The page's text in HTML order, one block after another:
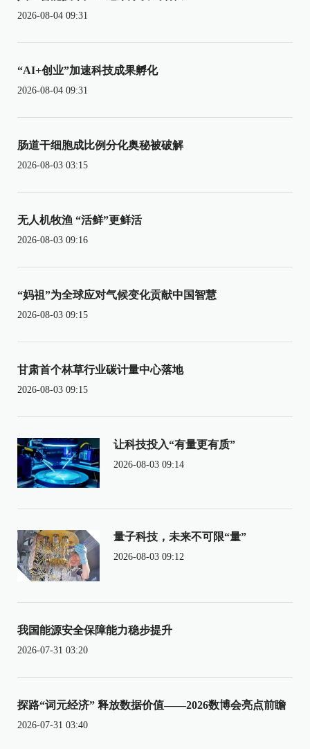
2026-08-04 09:31
“AI+创业”加速科技成果孵化
2026-08-04 09:31
肠道干细胞成比例分化奥秘被破解
2026-08-03 03:15
无人机牧渔 “活鲜”更鲜活
2026-08-03 09:16
“妈祖”为全球应对气候变化贡献中国智慧
2026-08-03 09:15
甘肃首个林草行业碳计量中心落地
2026-08-03 09:15
让科技投入“有量更有质”
2026-08-03 09:14
量子科技，未来不可限“量”
2026-08-03 09:12
我国能源安全保障能力稳步提升
2026-07-31 03:20
探路“词元经济” 释放数据价值——2026数博会亮点前瞻
2026-07-31 03:40